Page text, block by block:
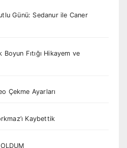
Günü: Sedanur ile Caner
Boyun Fıtığı Hikayem ve
Çekme Ayarları
Kaybettik